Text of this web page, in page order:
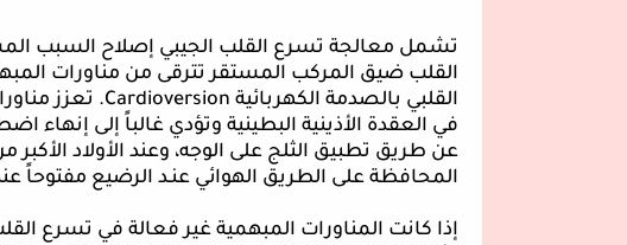
تشمل معالجة تسرع القلب الجيبي إصلاح السبب
القلب ضيق المركب المستقر تترقى من مناورات
القلبي بالصدمة الكهربائية Cardioversion. تعزز
في العقدة الأذينية البطينية وتؤدي غالباً إلى إنهاء
عن طريق تطبيق الثلج على الوجه، وعند الأولاد
المحافظة على الطريق الهوائي عنـد الرضيع مفتوحاً
إذا كانت المناورات المبهمية غير فعالة في تسرع